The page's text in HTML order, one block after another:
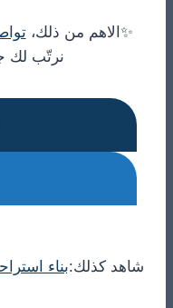
✨الاهم من ذلك،
نرتّب لك
شاهد كذلك:بناء